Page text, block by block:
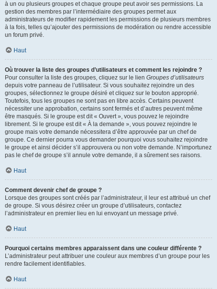
à un ou plusieurs groupes et chaque groupe peut avoir ses permissions. La
gestion des membres par l’intermédiaire des groupes permet aux
administrateurs de modifier rapidement les permissions de plusieurs membres
à la fois, telles qu’ajouter des permissions de modération ou rendre accessible
un forum privé.
Haut
Où trouver la liste des groupes d’utilisateurs et comment les rejoindre ?
Pour consulter la liste des groupes, cliquez sur le lien Groupes d’utilisateurs
depuis votre panneau de l’utilisateur. Si vous souhaitez rejoindre un des
groupes, sélectionnez le groupe désiré et cliquez sur le bouton approprié.
Toutefois, tous les groupes ne sont pas en libre accès. Certains peuvent
nécessiter une approbation, certains sont fermés et d’autres peuvent même
être masqués. Si le groupe est dit « Ouvert », vous pouvez le rejoindre
librement. Si le groupe est dit « À la demande », vous pouvez rejoindre le
groupe mais votre demande nécessitera d’être approuvée par un chef de
groupe. Ce dernier pourra vous demander pourquoi vous souhaitez rejoindre
le groupe et ainsi décider s’il approuvera ou non votre demande. N’importunez
pas le chef de groupe s’il annule votre demande, il a sûrement ses raisons.
Haut
Comment devenir chef de groupe ?
Lorsque des groupes sont créés par l’administrateur, il leur est attribué un chef
de groupe. Si vous désirez créer un groupe d’utilisateurs, contactez
l’administrateur en premier lieu en lui envoyant un message privé.
Haut
Pourquoi certains membres apparaissent dans une couleur différente ?
L’administrateur peut attribuer une couleur aux membres d’un groupe pour les
rendre facilement identifiables.
Haut